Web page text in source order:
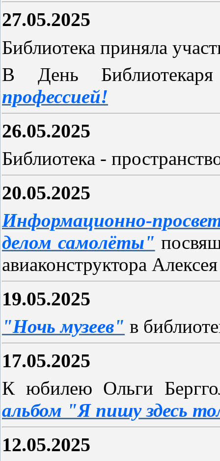
27.05.2025
Библиотека приняла
В День
профессией!
26.05.2025
Библиотека -
20.05.2025
Информационно-
делом самолёты"
авиаконструктора
19.05.2025
"Ночь музеев" в
17.05.2025
К юбилею Ольги
альбом "Я пишу здесь
12.05.2025